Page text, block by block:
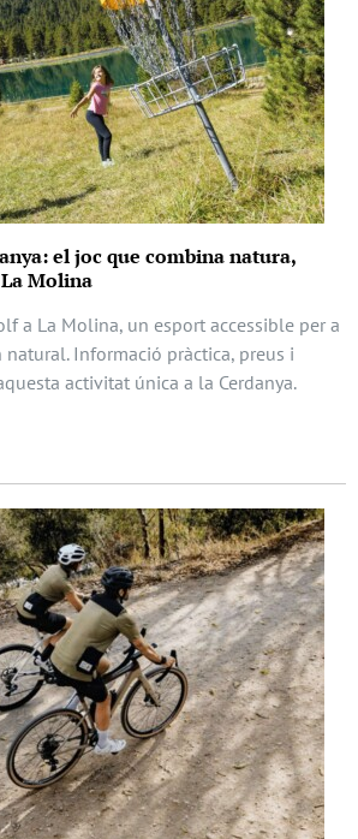
el joc que combina natura,
Molina
a La Molina, un esport accessible per a
Informació pràctica, preus i
activitat única a la Cerdanya.